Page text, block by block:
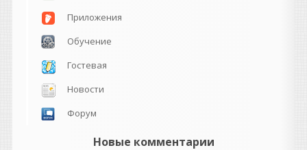
Приложения
Обучение
Гостевая
Новости
Форум
Новые комментарии